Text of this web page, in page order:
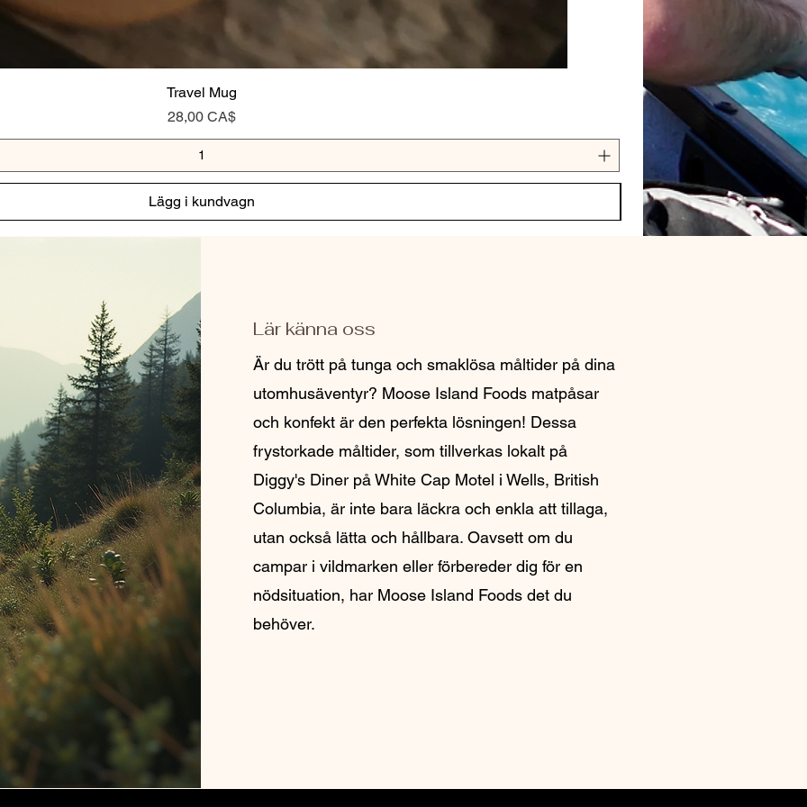
Travel Mug
Pris
28,00 CA$
Lägg i kundvagn
Lär känna oss
Är du trött på tunga och smaklösa måltider på dina
utomhusäventyr? Moose Island Foods matpåsar
och konfekt är den perfekta lösningen! Dessa
frystorkade måltider, som tillverkas lokalt på
Diggy's Diner på White Cap Motel i Wells, British
Columbia, är inte bara läckra och enkla att tillaga,
utan också lätta och hållbara. Oavsett om du
campar i vildmarken eller förbereder dig för en
nödsituation, har Moose Island Foods det du
behöver.